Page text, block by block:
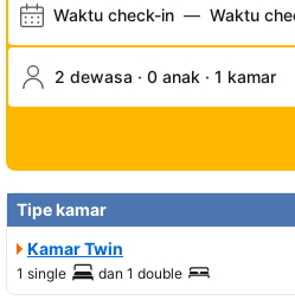
Waktu check-in — Waktu
2 dewasa · 0 anak · 1 kamar
Tipe kamar
Kamar Twin
1 single dan 1 double